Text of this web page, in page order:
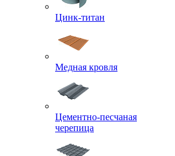
Цинк-титан
Медная кровля
Цементно-песчаная
черепица